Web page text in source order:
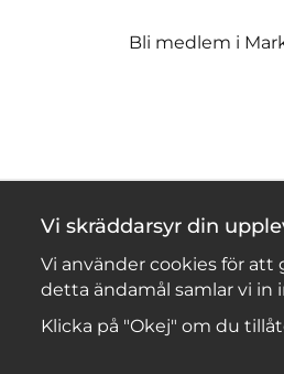
Bli medlem i
Vi skräddarsyr din
Vi använder cookies för att
detta ändamål samlar vi in
Klicka på "Okej" om du